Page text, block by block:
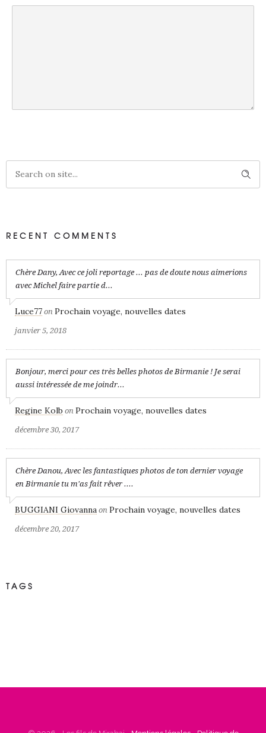
RECENT COMMENTS
Chère Dany, Avec ce joli reportage ... pas de doute nous aimerions
avec Michel faire partie d...
Luce77 on Prochain voyage, nouvelles dates
janvier 5, 2018
Bonjour, merci pour ces très belles photos de Birmanie ! Je serai
aussi intéressée de me joindr...
Regine Kolb on Prochain voyage, nouvelles dates
décembre 30, 2017
Chère Danou, Avec les fantastiques photos de ton dernier voyage
en Birmanie tu m'as fait rêver ....
BUGGIANI Giovanna on Prochain voyage, nouvelles dates
décembre 20, 2017
TAGS